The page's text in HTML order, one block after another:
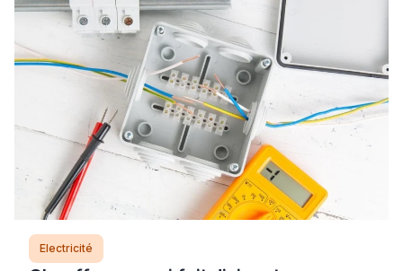
Electricité